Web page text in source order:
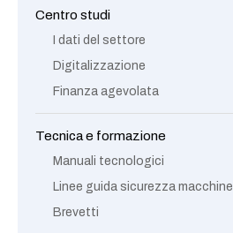
Centro studi
I dati del settore
Digitalizzazione
Finanza agevolata
Tecnica e formazione
Manuali tecnologici
Linee guida sicurezza macchine
Brevetti